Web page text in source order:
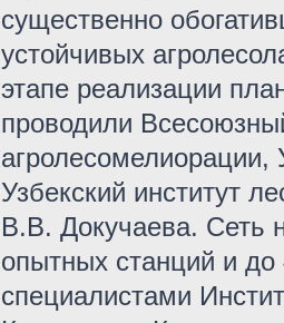
существенно
устойчивых
этапе реализации
проводили
агролесомелиорации,
Узбекский институт
В.В. Докучаева. Сеть
опытных станций и до
специалистами